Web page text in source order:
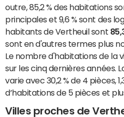
outre, 85,2 % des habitations
principales et 9,6 % sont des
habitants de Vertheuil sont
sont en d'autres termes plus
Le nombre d'habitations de la
sur les cinq dernières années.
varie avec 30,2 % de 4 pièces,
d’habitations de 5 pièces et
Villes proches de